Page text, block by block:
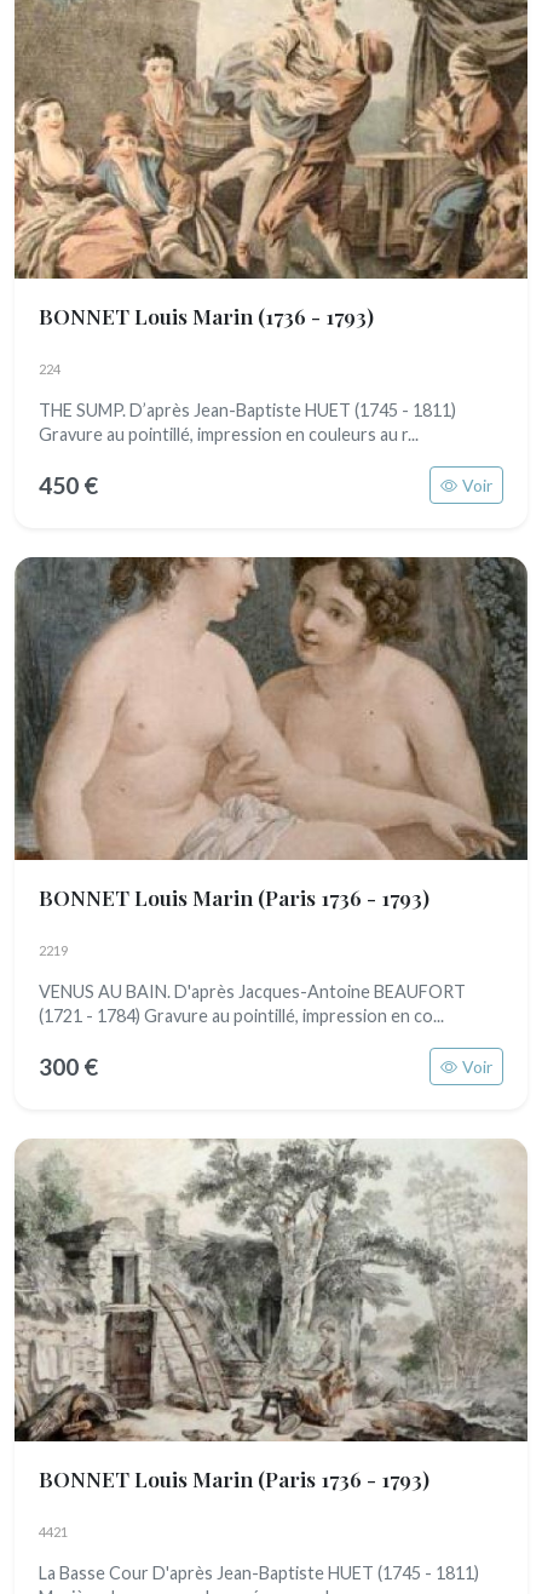
BONNET Louis Marin (1736 - 1793)
224
THE SUMP. D’après Jean-Baptiste HUET (1745 - 1811)
Gravure au pointillé, impression en couleurs au r...
450 € Voir
BONNET Louis Marin (Paris 1736 - 1793)
2219
VENUS AU BAIN. D'après Jacques-Antoine BEAUFORT
(1721 - 1784) Gravure au pointillé, impression en co...
300 € Voir
BONNET Louis Marin (Paris 1736 - 1793)
4421
La Basse Cour D'après Jean-Baptiste HUET (1745 - 1811)